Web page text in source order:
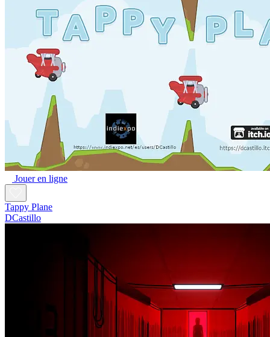
Jouer en ligne
Tappy Plane
DCastillo